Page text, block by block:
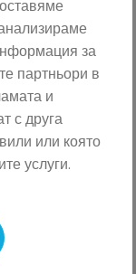
повече
по-долу:
за
партньори в
и
с друга
или която
услуги.